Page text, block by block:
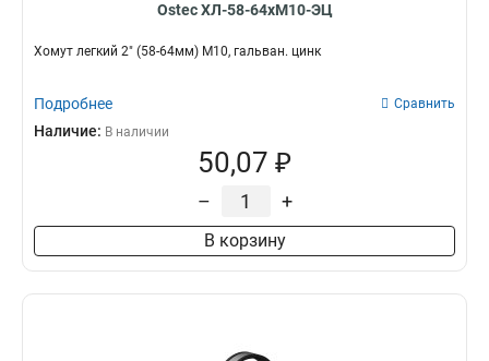
Ostec ХЛ-58-64хМ10-ЭЦ
Хомут легкий 2" (58-64мм) М10, гальван. цинк
Подробнее Сравнить
Наличие: В наличии
50,07 ₽
– +
В корзину